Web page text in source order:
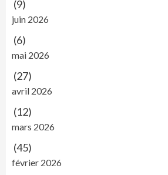
(9)
juin 2026
(6)
mai 2026
(27)
avril 2026
(12)
mars 2026
(45)
février 2026